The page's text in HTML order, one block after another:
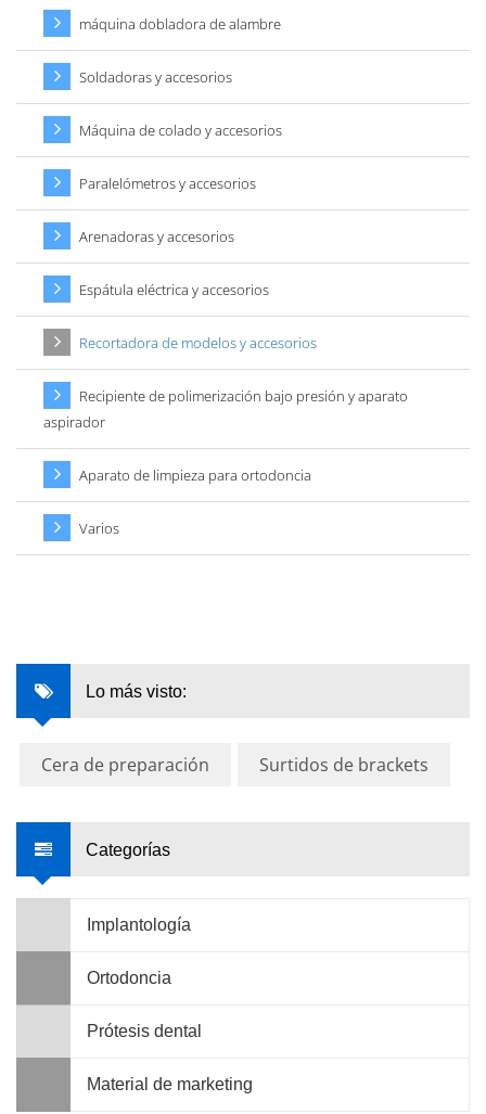
máquina dobladora de alambre
Soldadoras y accesorios
Máquina de colado y accesorios
Paralelómetros y accesorios
Arenadoras y accesorios
Espátula eléctrica y accesorios
Recortadora de modelos y accesorios
Recipiente de polimerización bajo presión y aparato
aspirador
Aparato de limpieza para ortodoncia
Varios
Lo más visto:
Cera de preparación Surtidos de brackets
Categorías
Implantología
Ortodoncia
Prótesis dental
Material de marketing